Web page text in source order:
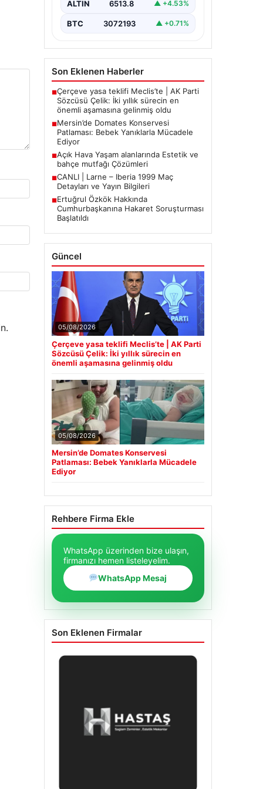
ALTIN 6513.8 ▲ +4.53%
BTC 3072193 ▲ +0.71%
Son Eklenen Haberler
■Çerçeve yasa teklifi Meclis’te | AK Parti
Sözcüsü Çelik: İki yıllık sürecin en
önemli aşamasına gelinmiş oldu
■Mersin’de Domates Konservesi
Patlaması: Bebek Yanıklarla Mücadele
Ediyor
■Açık Hava Yaşam alanlarında Estetik ve
bahçe mutfağı Çözümleri
■CANLI | Larne – Iberia 1999 Maç
Detayları ve Yayın Bilgileri
■Ertuğrul Özkök Hakkında
Cumhurbaşkanına Hakaret Soruşturması
Başlatıldı
Güncel
05/08/2026
Çerçeve yasa teklifi Meclis’te | AK Parti
Sözcüsü Çelik: İki yıllık sürecin en
önemli aşamasına gelinmiş oldu
05/08/2026
Mersin’de Domates Konservesi
Patlaması: Bebek Yanıklarla Mücadele
Ediyor
Rehbere Firma Ekle
WhatsApp üzerinden bize ulaşın,
firmanızı hemen listeleyelim.
WhatsApp Mesaj
Son Eklenen Firmalar